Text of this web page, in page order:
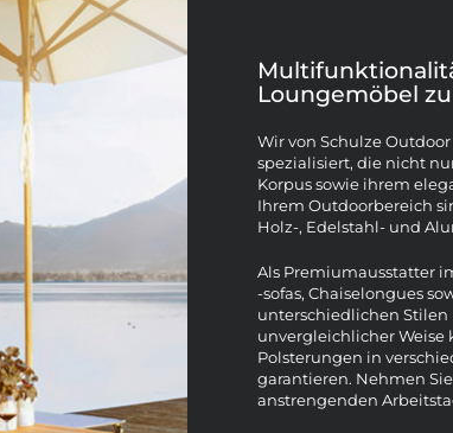
Loungemöbel
Wir von Schulze
spezialisiert, die nicht
Korpus sowie ihrem
Ihrem Outdoorbereich
Holz-, Edelstahl- und
Als Premiumausstatter
-sofas, Chaiselongues
unterschiedlichen
unvergleichlicher
Polsterungen in
garantieren. Nehmen
anstrengenden